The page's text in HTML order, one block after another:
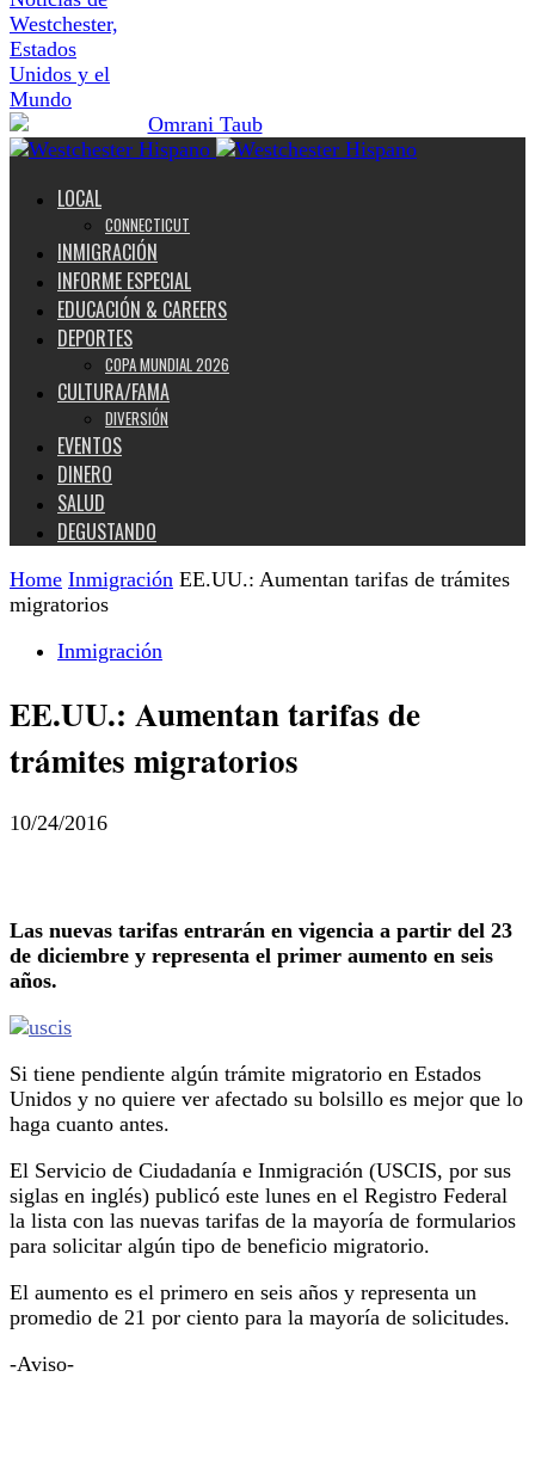
Westchester,
Estados
Unidos y el
Mundo
LOCAL
CONNECTICUT
INMIGRACIÓN
INFORME ESPECIAL
EDUCACIÓN & CAREERS
DEPORTES
COPA MUNDIAL 2026
CULTURA/FAMA
DIVERSIÓN
EVENTOS
DINERO
SALUD
DEGUSTANDO
Home Inmigración EE.UU.: Aumentan tarifas de trámites
migratorios
Inmigración
EE.UU.: Aumentan tarifas de
trámites migratorios
10/24/2016
Las nuevas tarifas entrarán en vigencia a partir del 23
de diciembre y representa el primer aumento en seis
años.
Si tiene pendiente algún trámite migratorio en Estados
Unidos y no quiere ver afectado su bolsillo es mejor que lo
haga cuanto antes.
El Servicio de Ciudadanía e Inmigración (USCIS, por sus
siglas en inglés) publicó este lunes en el Registro Federal
la lista con las nuevas tarifas de la mayoría de formularios
para solicitar algún tipo de beneficio migratorio.
El aumento es el primero en seis años y representa un
promedio de 21 por ciento para la mayoría de solicitudes.
-Aviso-